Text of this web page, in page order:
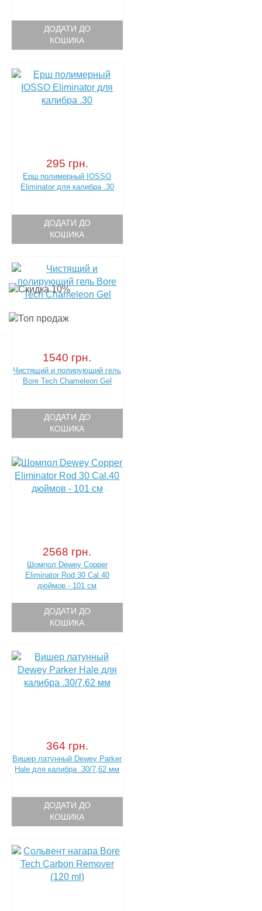
ДОДАТИ ДО
КОШИКА
295 грн.
Ерш полимерный IOSSO
Eliminator для калибра .30
ДОДАТИ ДО
КОШИКА
1540 грн.
Чистящий и полирующий гель
Bore Tech Chameleon Gel
ДОДАТИ ДО
КОШИКА
2568 грн.
Шомпол Dewey Copper
Eliminator Rod 30 Cal.40
дюймов - 101 см
ДОДАТИ ДО
КОШИКА
364 грн.
Вишер латунный Dewey Parker
Hale для калибра .30/7,62 мм
ДОДАТИ ДО
КОШИКА